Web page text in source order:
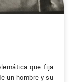
que fija
un hombre y su